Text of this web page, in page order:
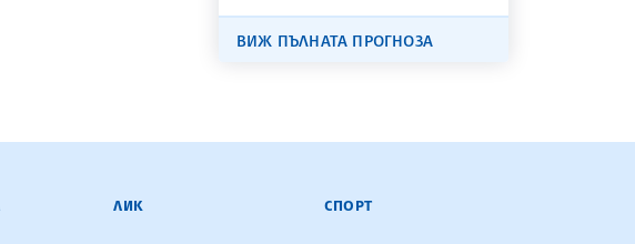
ВИЖ ПЪЛНАТА ПРОГНОЗА
ЛИК СПОРТ